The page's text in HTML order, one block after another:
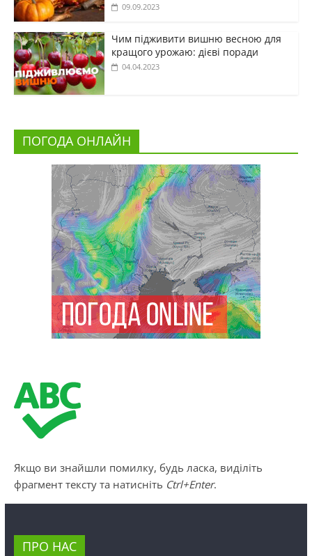
09.09.2023
Чим підживити вишню весною для
кращого урожаю: дієві поради
04.04.2023
ПОГОДА ОНЛАЙН
Якщо ви знайшли помилку, будь ласка, виділіть
фрагмент тексту та натисніть Ctrl+Enter.
ПРО НАС